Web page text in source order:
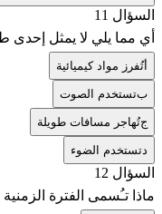
السؤال 11
أي مما يلي لا يمثل إحدى
تُفرز مواد كيميائية
بتستخدم الصوت
جتُهاجر مسافات طويلة
تستخدم الضوء
السؤال 12
ماذا تـُسمى الفترة